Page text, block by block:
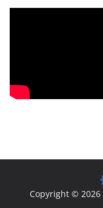
Copyright © 2026